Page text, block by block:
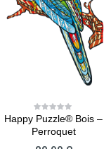
0
out
of
Happy Puzzle® Bois –
Perroquet